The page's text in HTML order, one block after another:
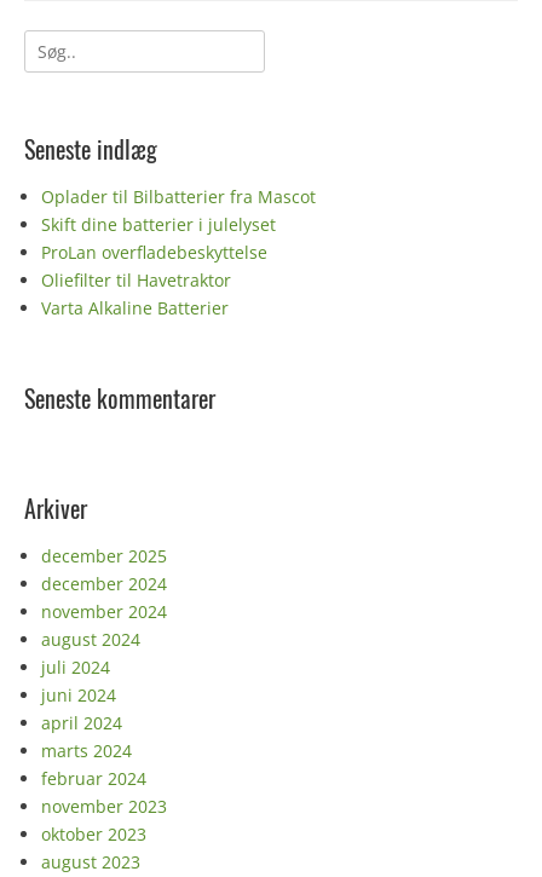
Søg
efter:
Seneste indlæg
Oplader til Bilbatterier fra Mascot
Skift dine batterier i julelyset
ProLan overfladebeskyttelse
Oliefilter til Havetraktor
Varta Alkaline Batterier
Seneste kommentarer
Arkiver
december 2025
december 2024
november 2024
august 2024
juli 2024
juni 2024
april 2024
marts 2024
februar 2024
november 2023
oktober 2023
august 2023